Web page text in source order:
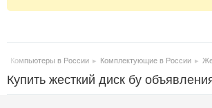
Компьютеры в России ▸ Комплектующие в России ▸
Купить жесткий диск бу